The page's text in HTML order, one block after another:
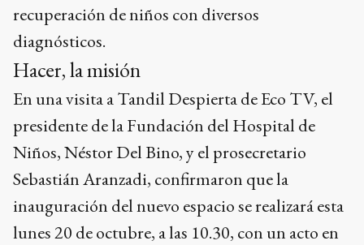
recuperación de niños con diversos
diagnósticos.
Hacer, la misión
En una visita a Tandil Despierta de Eco TV, el
presidente de la Fundación del Hospital de
Niños, Néstor Del Bino, y el prosecretario
Sebastián Aranzadi, confirmaron que la
inauguración del nuevo espacio se realizará esta
lunes 20 de octubre, a las 10.30, con un acto en